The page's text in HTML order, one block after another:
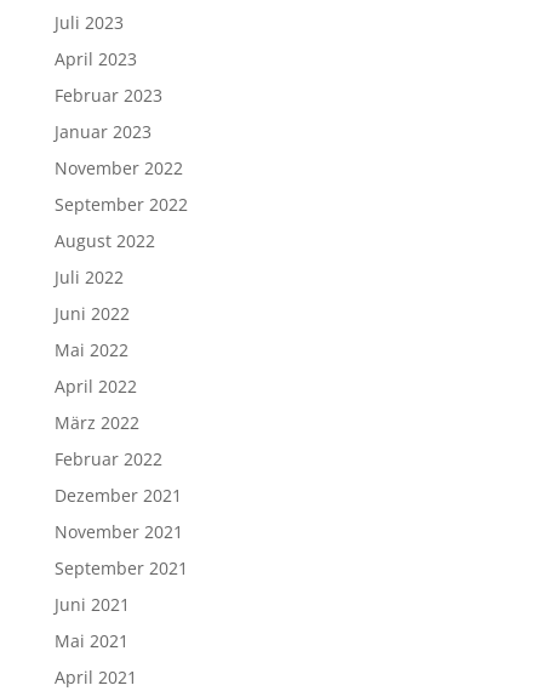
Juli 2023
April 2023
Februar 2023
Januar 2023
November 2022
September 2022
August 2022
Juli 2022
Juni 2022
Mai 2022
April 2022
März 2022
Februar 2022
Dezember 2021
November 2021
September 2021
Juni 2021
Mai 2021
April 2021